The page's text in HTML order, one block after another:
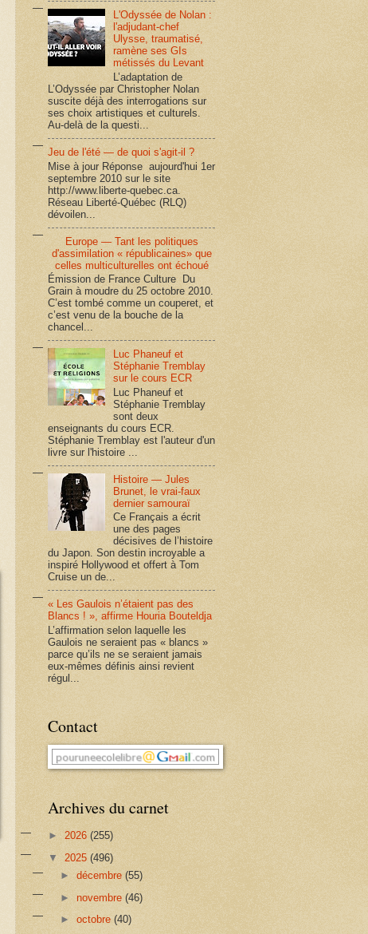
L'Odyssée de Nolan :
l'adjudant-chef
Ulysse, traumatisé,
ramène ses GIs
métissés du Levant
L’adaptation de
L’Odyssée par Christopher Nolan
suscite déjà des interrogations sur
ses choix artistiques et culturels.
Au-delà de la questi...
Jeu de l'été — de quoi s'agit-il ?
Mise à jour Réponse aujourd'hui 1er
septembre 2010 sur le site
http://www.liberte-quebec.ca.
Réseau Liberté-Québec (RLQ)
dévoilen...
Europe — Tant les politiques
d'assimilation « républicaines» que
celles multiculturelles ont échoué
Émission de France Culture Du
Grain à moudre du 25 octobre 2010.
C’est tombé comme un couperet, et
c’est venu de la bouche de la
chancel...
Luc Phaneuf et
Stéphanie Tremblay
sur le cours ECR
Luc Phaneuf et
Stéphanie Tremblay
sont deux
enseignants du cours ECR.
Stéphanie Tremblay est l'auteur d'un
livre sur l'histoire ...
Histoire — Jules
Brunet, le vrai-faux
dernier samouraï
Ce Français a écrit
une des pages
décisives de l’histoire
du Japon. Son destin incroyable a
inspiré Hollywood et offert à Tom
Cruise un de...
« Les Gaulois n’étaient pas des
Blancs ! », affirme Houria Bouteldja
L’affirmation selon laquelle les
Gaulois ne seraient pas « blancs »
parce qu’ils ne se seraient jamais
eux-mêmes définis ainsi revient
régul...
Contact
Archives du carnet
► 2026 (255)
▼ 2025 (496)
►décembre(55)
► novembre(46)
►octobre(40)